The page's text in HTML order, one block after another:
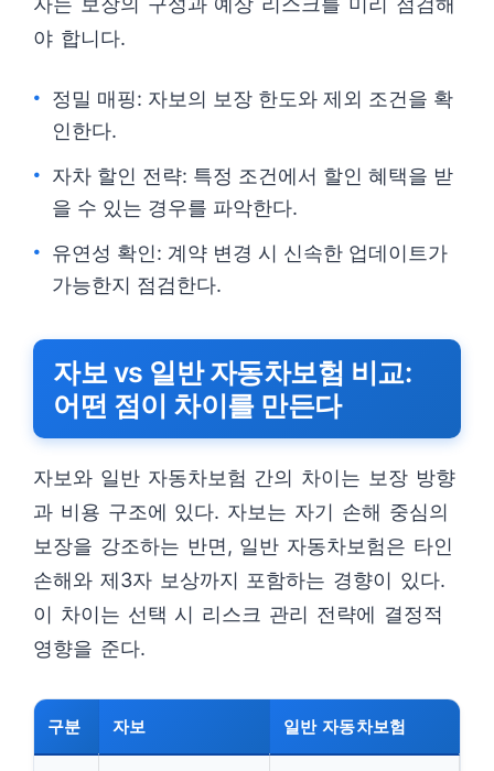
야 합니다.
정밀 매핑: 자보의 보장 한도와 제외 조건을 확
인한다.
자차 할인 전략: 특정 조건에서 할인 혜택을 받
을 수 있는 경우를 파악한다.
유연성 확인: 계약 변경 시 신속한 업데이트가
가능한지 점검한다.
자보 vs 일반 자동차보험 비교:
어떤 점이 차이를 만든다
자보와 일반 자동차보험 간의 차이는 보장 방향
과 비용 구조에 있다. 자보는 자기 손해 중심의
보장을 강조하는 반면, 일반 자동차보험은 타인
손해와 제3자 보상까지 포함하는 경향이 있다.
이 차이는 선택 시 리스크 관리 전략에 결정적
영향을 준다.
구분 자보 일반 자동차보험